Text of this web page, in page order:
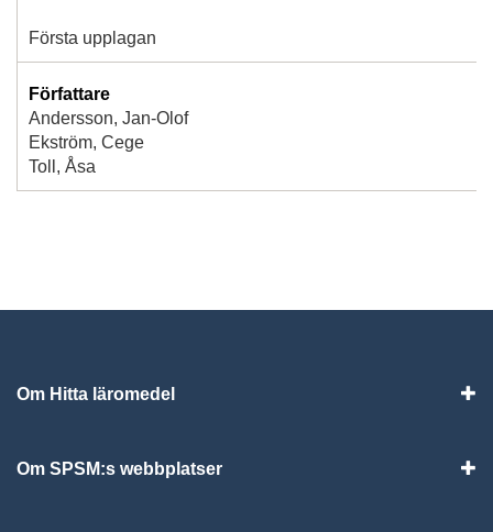
Första upplagan
Författare
Andersson, Jan-Olof
Ekström, Cege
Toll, Åsa
Om Hitta läromedel
Om SPSM:s webbplatser